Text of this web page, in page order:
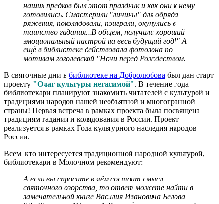
наших предков был этот праздник и как они к нему
готовились. Смастерили "личины" для обряда
ряжения, поколядовали, поиграли, окунулись в
таинство гадания...В общем, получили хороший
эмоциональный настрой на весь будущий год!" А
ещё в библиотеке действовала фотозона по
мотивам гоголевской "Ночи перед Рождеством.
В святочные дни в библиотеке на Добролюбова был дан старт
проекту "Очаг культуры негасимой". В течение года
библиотекари планируют знакомить читателей с культурой и
традициями народов нашей необъятной и многогранной
страны! Первая встреча в рамках проекта была посвящена
традициям гадания и колядования в России. Проект
реализуется в рамках Года культурного наследия народов
России.
Всем, кто интересуется традиционной народной культурой,
библиотекари в Молочном рекомендуют:
А если вы спросите в чём состоит смысл
святочного озорства, то ответ можете найти в
замечательной книге Василия Ивановича Белова